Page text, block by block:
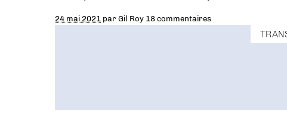
24 mai 2021 parGil Roy 18 commentaires